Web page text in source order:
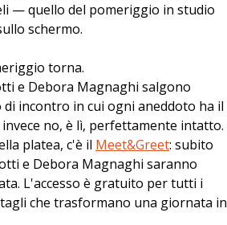
— quello del pomeriggio in studio
schermo.
torna.
e Debora Magnaghi salgono
incontro in cui ogni aneddoto ha il
no, è lì, perfettamente intatto.
platea, c'è il Meet&Greet: subito
e Debora Magnaghi saranno
L'accesso è gratuito per tutti i
che trasformano una giornata in